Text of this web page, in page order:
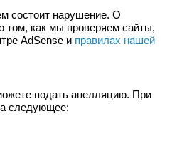
состоит нарушение. О
том, как мы проверяем сайты,
AdSense и правилах нашей
подать апелляцию. При
следующее: